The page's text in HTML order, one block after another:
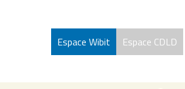
Espace Wibit Espace CDLD